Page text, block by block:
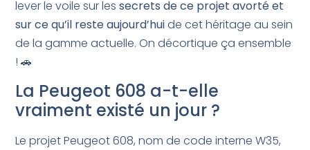
lever le voile sur lessecrets de ce projet avorté et
sur ce qu’il reste aujourd’huide cet héritage au sein
de la gamme actuelle. On décortique ça ensemble
! 🚗
La Peugeot 608 a-t-elle
vraiment existé un jour ?
Le projet Peugeot 608, nom de code interne W35,